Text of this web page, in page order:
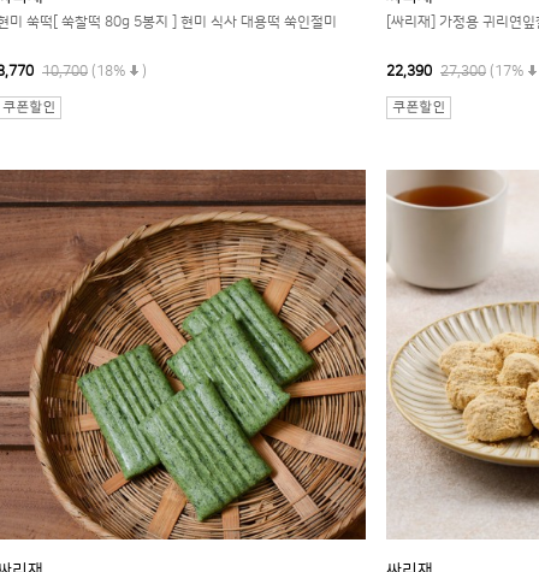
미 쑥떡[ 쑥찰떡 80g 5봉지 ] 현미 식사 대용떡 쑥인절미
10,700 (18% )
[싸리재] 가정용 귀리연
22,390 27,300 (17%